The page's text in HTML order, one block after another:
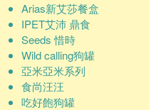
Arias新艾莎餐盒
IPET艾沛 鼎食
Seeds 惜時
Wild calling狗罐
亞米亞米系列
食尚汪汪
吃好飽狗罐